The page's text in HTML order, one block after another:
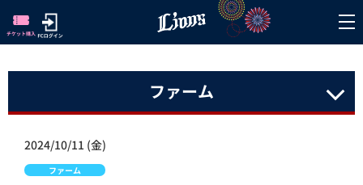
ファーム
2024/10/11 (金)
ファーム